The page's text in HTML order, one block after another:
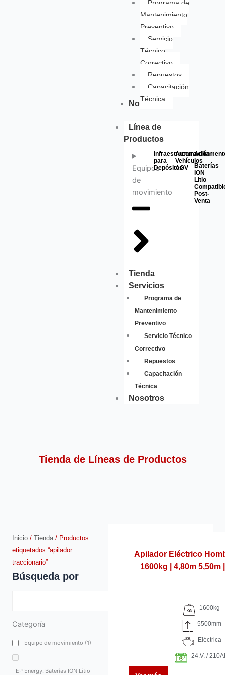
Programa de
Mantenimiento
Preventivo
Servicio
Técnico
Correctivo
Repuestos
Capacitación
Técnica
Nosotros
Línea de
Productos
Equipos
de
movimiento
Infraestructura
para
Depósitos
Automación
Vehículos
AGV
Baterías
ION
Litio
Post-
Venta
Tienda
Servicios
Programa de
Mantenimiento
Preventivo
Servicio Técnico
Correctivo
Repuestos
Capacitación
Técnica
Nosotros
Tienda de Líneas de Productos
Inicio/ Tienda/ Productos
etiquetados “apilador
traccionario”
Búsqueda por
Categoría
Equipo de movimiento (1)
EP Energy. Baterías ION Litio
Apilador Eléctrico
1600kg | 4,80m 5,50m
1600kg
5500mm
Eléctrica
24.V. /